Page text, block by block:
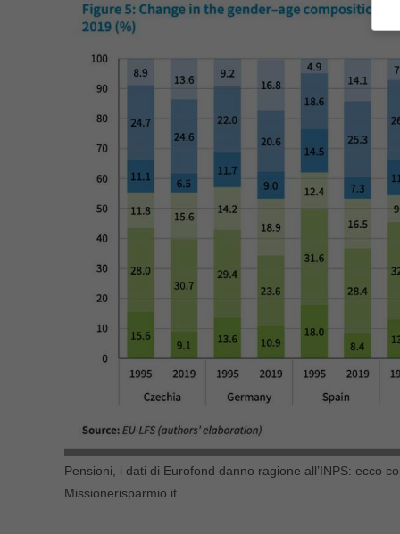
Pensioni, i dati di Eurofond danno ragione all’INPS: ecco
Missionerisparmio.it